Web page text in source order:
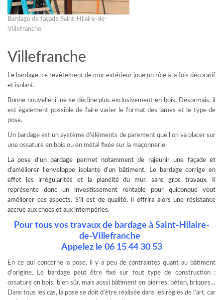
Bardage de façade Saint-Hilaire-de-
Villefranche
Villefranche
Le bardage, ce revêtement de mur extérieur joue un rôle à la fois décoratif
et isolant.
Bonne nouvelle, il ne se décline plus exclusivement en bois. Désormais, il
est également possible de faire varier le format des lames et le type de
pose.
Un bardage est un système d’éléments de parement que l’on va placer sur
une ossature en bois ou en métal fixée sur la maçonnerie.
La pose d’un bardage permet notamment de rajeunir une façade et
d’améliorer l’enveloppe isolante d’un bâtiment. Le bardage corrige en
effet les irrégularités et la planéité du mur, sans gros travaux. Il
représente donc un investissement rentable pour quiconque veut
améliorer ces aspects. S’il est de qualité, il offrira alors une résistance
accrue aux chocs et aux intempéries.
Pour tous vos travaux de bardage à Saint-Hilaire-
de-Villefranche
Appelez le 06 15 44 30 53
En ce qui concerne la pose, il y a peu de contraintes quant au bâtiment
d’origine. Le bardage peut être fixé sur tout type de construction :
ossature en bois, bien sûr, mais aussi bâtiment en pierres, béton, briques…
Dans tous les cas, la pose se doit d’être réalisée dans les règles de l’art, car